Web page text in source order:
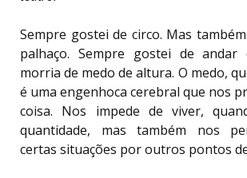
Sempre gostei de circo. Mas
palhaço. Sempre gostei de andar
morria de medo de altura. O medo,
é uma engenhoca cerebral que nos
coisa. Nos impede de viver,
quantidade, mas também nos
certas situações por outros pontos